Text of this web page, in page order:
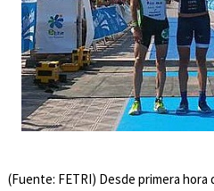
(Fuente: FETRI) Desde primera hora